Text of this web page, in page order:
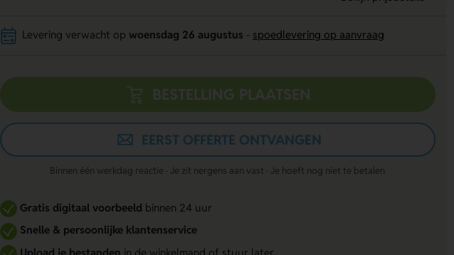
Levering verwacht op woensdag 26 augustus spoedlevering op aanvraag
BESTELLING PLAATSEN
EERST OFFERTE ONTVANGEN
Binnen één werkdag reactie · Je zit nergens aan vast · Je hoeft nog niet te betalen
Gratis digitaal voorbeeldbinnen 24 uur
Snelle & persoonlijke klantenservice